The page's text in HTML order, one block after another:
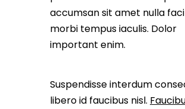
accumsan sit amet nulla
morbi tempus iaculis. Dolor
important enim.
Suspendisse interdum
libero id faucibus nisl.